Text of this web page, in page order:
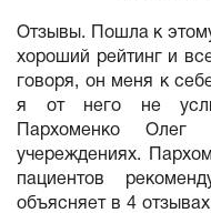
Отзывы. Пошла к
хороший рейтинг и
говоря, он меня к
я от него не
Пархоменко Олег
учереждениях.
пациентов
объясняет в 4